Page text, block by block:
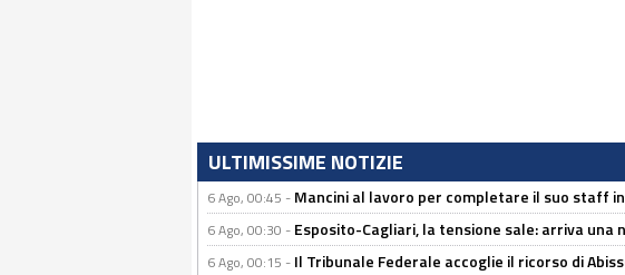
ULTIMISSIME NOTIZIE
6 Ago, 00:45 - Mancini al lavoro per completare il suo staff
6 Ago, 00:30 - Esposito-Cagliari, la tensione sale: arriva una
6 Ago, 00:15 - Il Tribunale Federale accoglie il ricorso di